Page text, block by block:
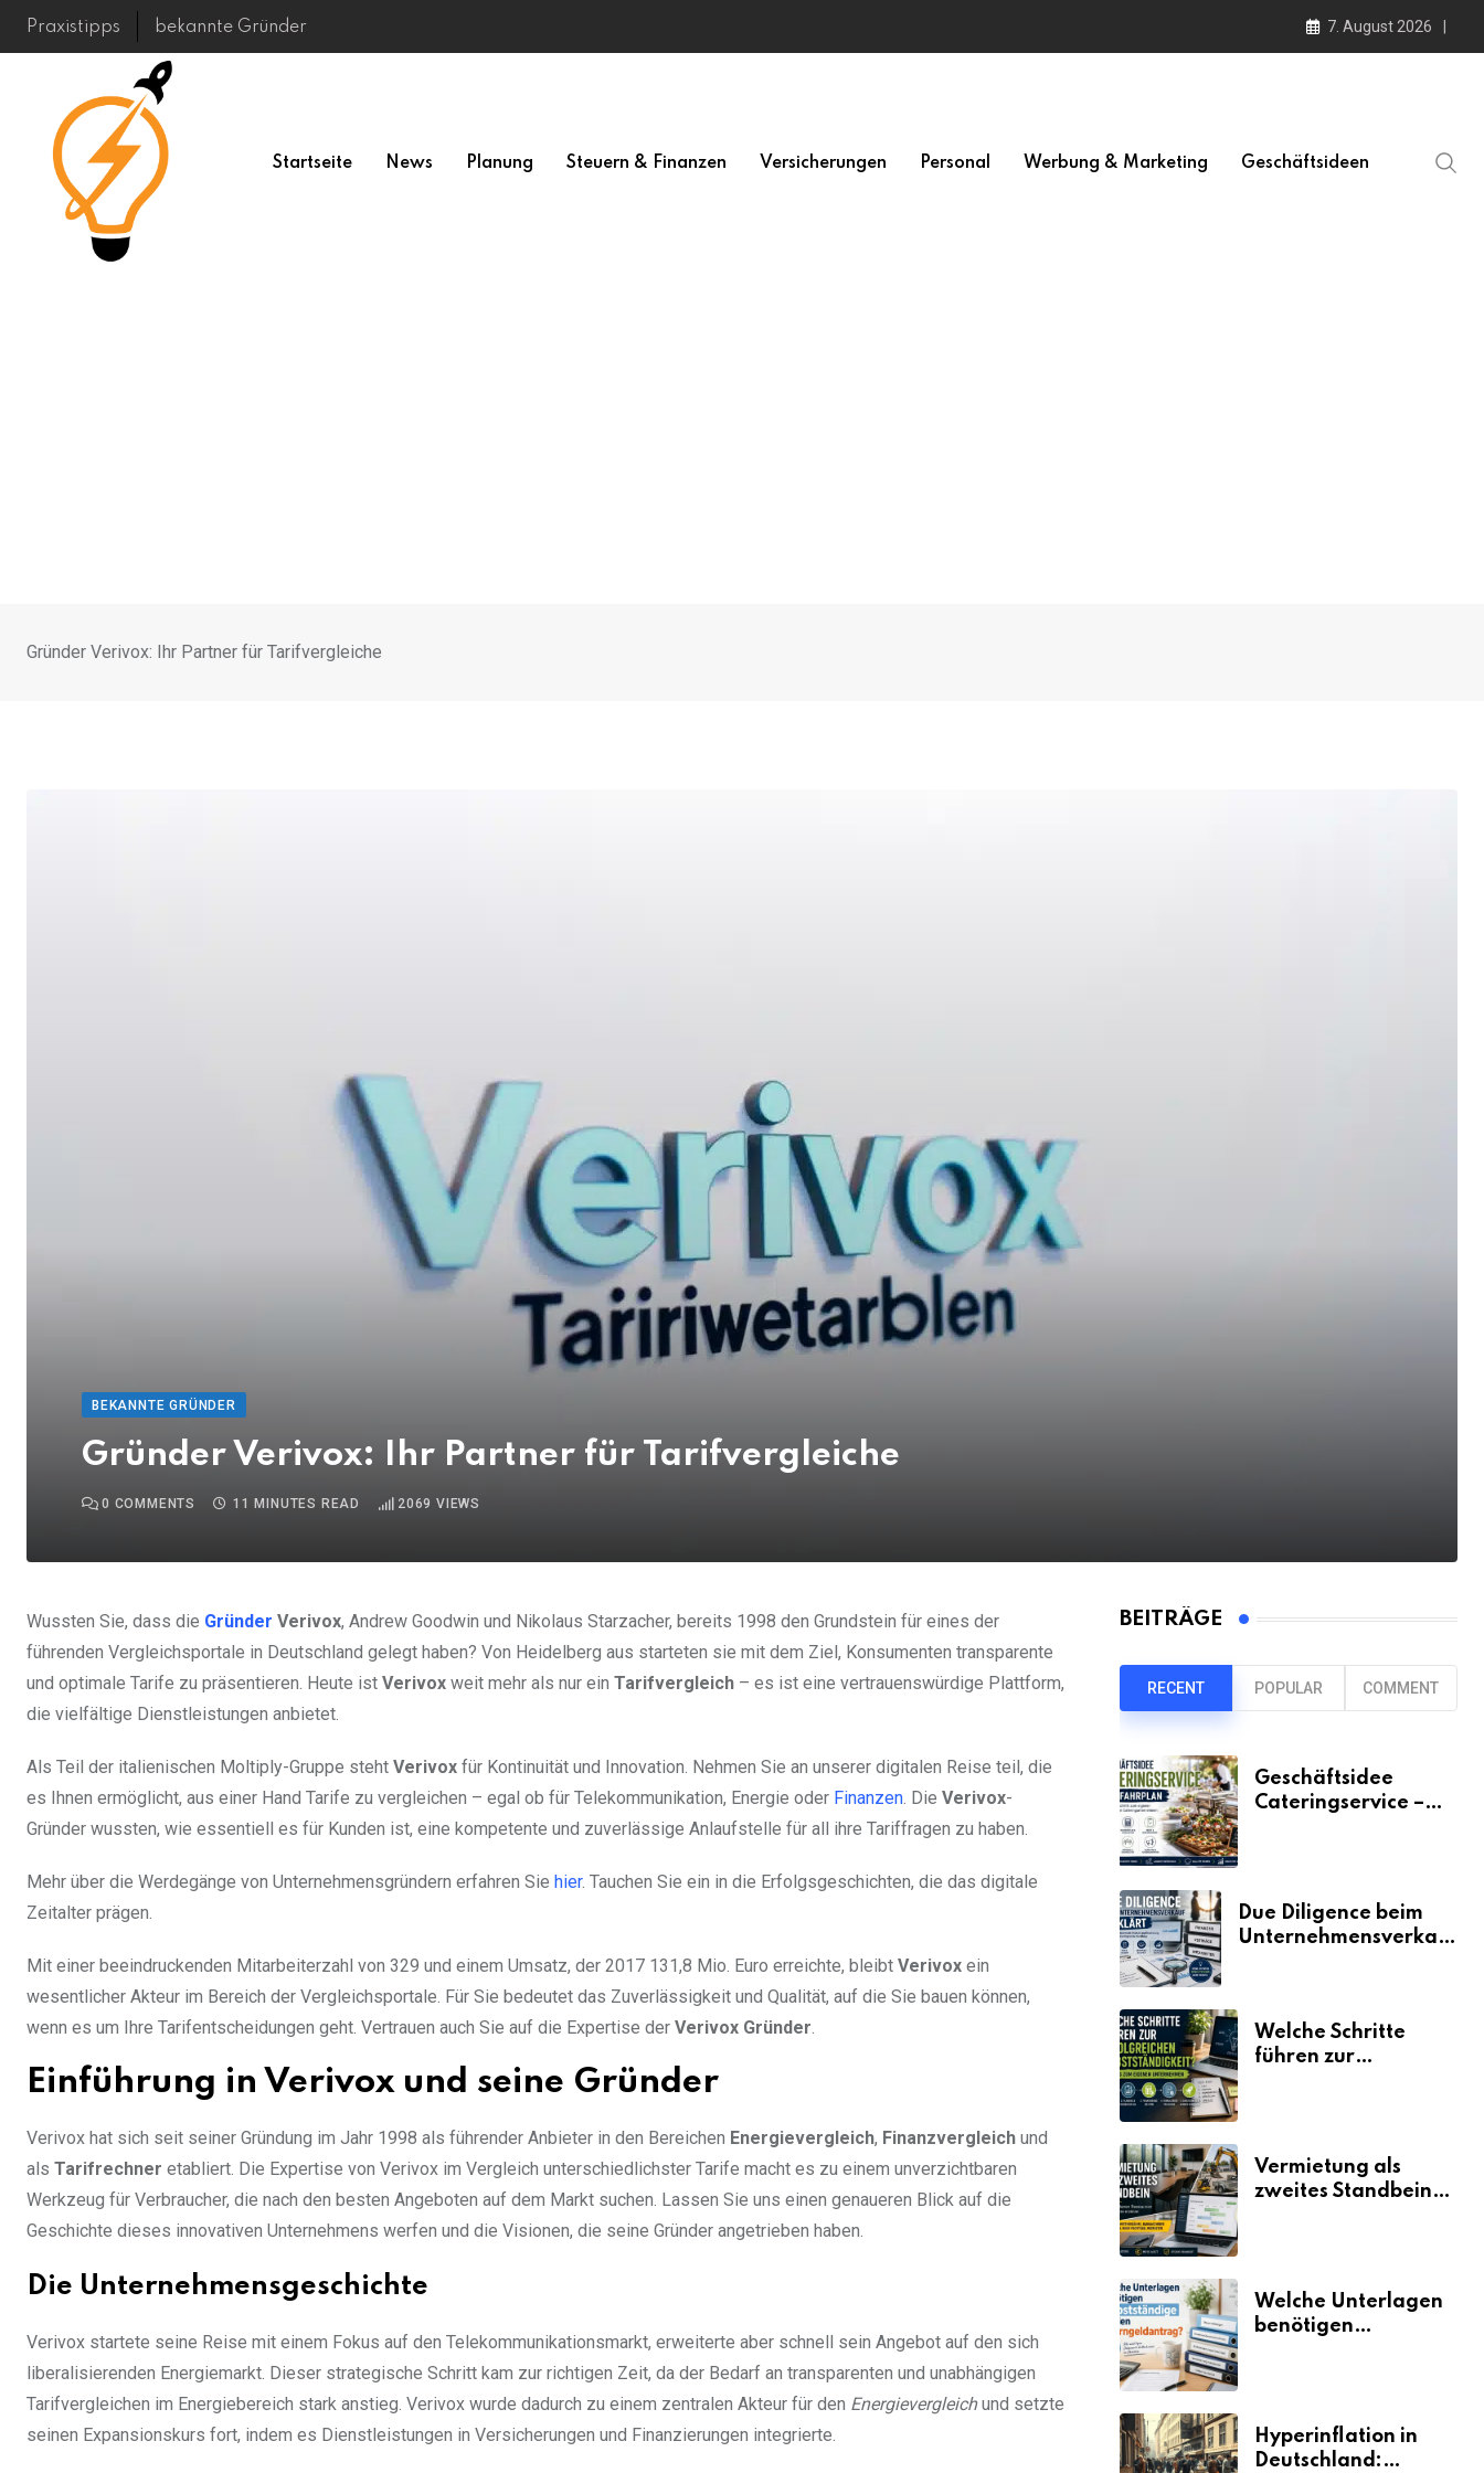
Skip
Praxistipps bekannte Gründer 7. August 2026
Startseite News Planung Steuern & Finanzen Versicherungen Personal Werbung & Marketing Geschäftsideen
Gründer Verivox: Ihr Partner für Tarifvergleiche
BEKANNTE GRÜNDER
Gründer Verivox: Ihr Partner für Tarifvergleiche
0 COMMENTS 11 MINUTES READ 2069 VIEWS
Wussten Sie, dass die Gründer Verivox, Andrew Goodwin und Nikolaus Starzacher, bereits 1998 den Grundstein für eines der
führenden Vergleichsportale in Deutschland gelegt haben? Von Heidelberg aus starteten sie mit dem Ziel, Konsumenten transparente
und optimale Tarife zu präsentieren. Heute ist Verivox weit mehr als nur ein Tarifvergleich – es ist eine vertrauenswürdige Plattform,
die vielfältige Dienstleistungen anbietet.
Als Teil der italienischen Moltiply-Gruppe steht Verivox für Kontinuität und Innovation. Nehmen Sie an unserer digitalen Reise teil, die
es Ihnen ermöglicht, aus einer Hand Tarife zu vergleichen – egal ob für Telekommunikation, Energie oder Finanzen. Die Verivox-
Gründer wussten, wie essentiell es für Kunden ist, eine kompetente und zuverlässige Anlaufstelle für all ihre Tariffragen zu haben.
Mehr über die Werdegänge von Unternehmensgründern erfahren Sie hier. Tauchen Sie ein in die Erfolgsgeschichten, die das digitale
Zeitalter prägen.
Mit einer beeindruckenden Mitarbeiterzahl von 329 und einem Umsatz, der 2017 131,8 Mio. Euro erreichte, bleibt Verivox ein
wesentlicher Akteur im Bereich der Vergleichsportale. Für Sie bedeutet das Zuverlässigkeit und Qualität, auf die Sie bauen können,
wenn es um Ihre Tarifentscheidungen geht. Vertrauen auch Sie auf die Expertise der Verivox Gründer.
Einführung in Verivox und seine Gründer
Verivox hat sich seit seiner Gründung im Jahr 1998 als führender Anbieter in den Bereichen Energievergleich, Finanzvergleich und
als Tarifrechner etabliert. Die Expertise von Verivox im Vergleich unterschiedlichster Tarife macht es zu einem unverzichtbaren
Werkzeug für Verbraucher, die nach den besten Angeboten auf dem Markt suchen. Lassen Sie uns einen genaueren Blick auf die
Geschichte dieses innovativen Unternehmens werfen und die Visionen, die seine Gründer angetrieben haben.
Die Unternehmensgeschichte
Verivox startete seine Reise mit einem Fokus auf den Telekommunikationsmarkt, erweiterte aber schnell sein Angebot auf den sich
liberalisierenden Energiemarkt. Dieser strategische Schritt kam zur richtigen Zeit, da der Bedarf an transparenten und unabhängigen
Tarifvergleichen im Energiebereich stark anstieg. Verivox wurde dadurch zu einem zentralen Akteur für den Energievergleichund setzte
seinen Expansionskurs fort, indem es Dienstleistungen in Versicherungen und Finanzierungen integrierte.
BEITRÄGE
RECENT POPULAR COMMENT
Geschäftsidee
Cateringservice –
Due Diligence beim
Unternehmensverkauf
Welche Schritte
führen zur
Vermietung als
zweites Standbein:
Umsätze machen
Welche Unterlagen
benötigen
Hyperinflation in
Deutschland: